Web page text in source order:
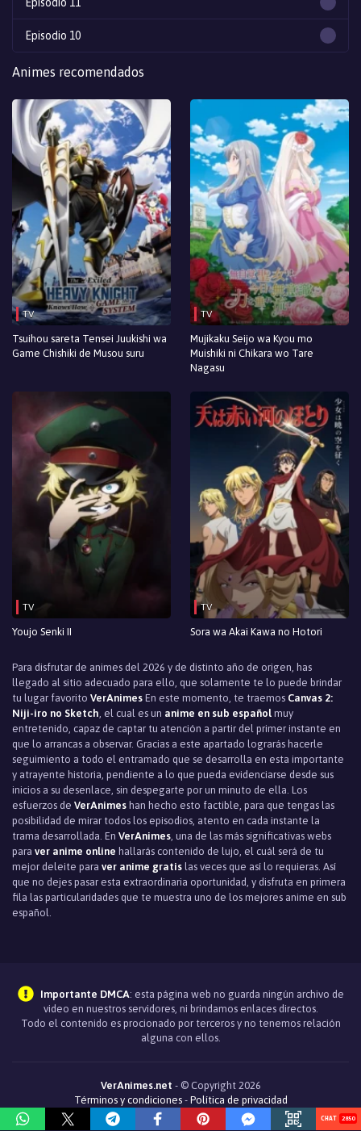
Episodio 11
Episodio 10
Episodio 9
Episodio 8
Episodio 7
Episodio 6
Episodio 5
Episodio 4
Episodio 3
Episodio 2
Episodio 1
Animes recomendados
TV
Tsuihou sareta Tensei Juukishi wa
Game Chishiki de Musou suru
TV
Mujikaku Seijo wa Kyou mo
Muishiki ni Chikara wo Tare
Nagasu
TV
Youjo Senki II
TV
Sora wa Akai Kawa no Hotori
Para disfrutar de animes del 2026 y de distinto año de origen, has
llegado al sitio adecuado para ello, que solamente te lo puede brindar
tu lugar favorito VerAnimes En este momento, te traemos Canvas 2:
Niji-iro no Sketch , el cual es un anime en sub español muy
entretenido, capaz de captar tu atención a partir del primer instante en
que lo arrancas a observar. Gracias a este apartado lograrás hacerle
seguimiento a todo el entramado que se desarrolla en esta importante
y atrayente historia, pendiente a lo que pueda evidenciarse desde sus
inicios a su desenlace, sin despegarte por un minuto de ella. Los
esfuerzos de VerAnimes han hecho esto factible, para que tengas las
posibilidad de mirar todos los episodios, atento en cada instante la
trama desarrollada. En VerAnimes , una de las más significativas webs
para ver anime online hallarás contenido de lujo, el cuál será de tu
mejor deleite para ver anime gratis las veces que así lo requieras. Así
que no dejes pasar esta extraordinaria oportunidad, y disfruta en primera
fila las particularidades que te muestra uno de los mejores anime en sub
español.
Importante DMCA: esta página web no guarda ningún archivo de
video en nuestros servidores, ni brindamos enlaces directos.
Todo el contenido es procionado por terceros y no tenemos relación
alguna con ellos.
VerAnimes.net - © Copyright 2026
Términos y condiciones- Política de privacidad
2850